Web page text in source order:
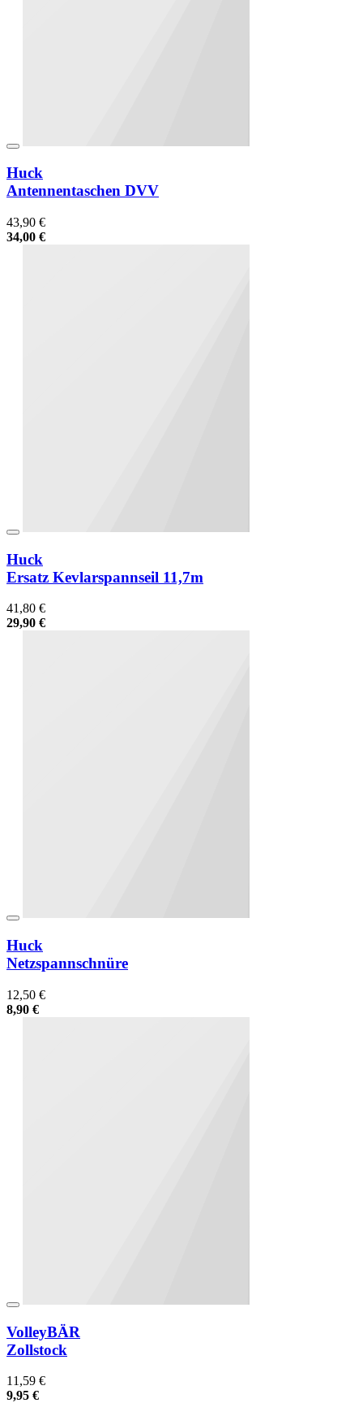
Huck
Antennentaschen DVV
43,90 €
34,00 €
Huck
Ersatz Kevlarspannseil 11,7m
41,80 €
29,90 €
Huck
Netzspannschnüre
12,50 €
8,90 €
VolleyBÄR
Zollstock
11,59 €
9,95 €